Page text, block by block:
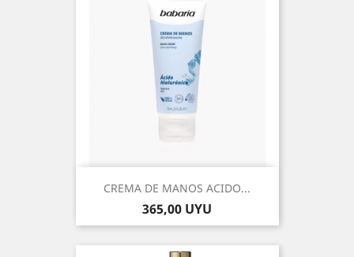
CREMA DE MANOS ACIDO...
Precio
365,00 UYU